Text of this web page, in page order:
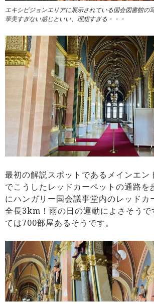
エキシビジョンエリアに展示されている国会図書館の
華美すぎない感じといい、理想すぎる・・・
最初の解説スポットであるメインエン
でこうしたレッドカーペットの通路を
にハンガリー国会議事堂内のレッドカ
全長3km！雨の日の運動によさそうで
ては700部屋あるそうです。